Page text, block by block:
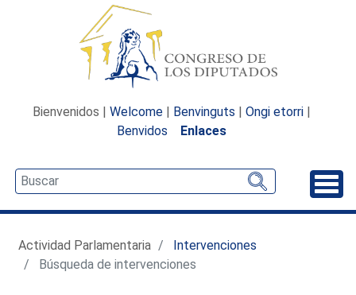
Bienvenidos | Welcome | Benvinguts | Ongi etorri |
Benvidos
Enlaces
Actividad Parlamentaria
Intervenciones
Búsqueda de intervenciones